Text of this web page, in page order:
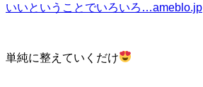
いいということでいろいろ…ameblo.jp
単純に整えていくだけ